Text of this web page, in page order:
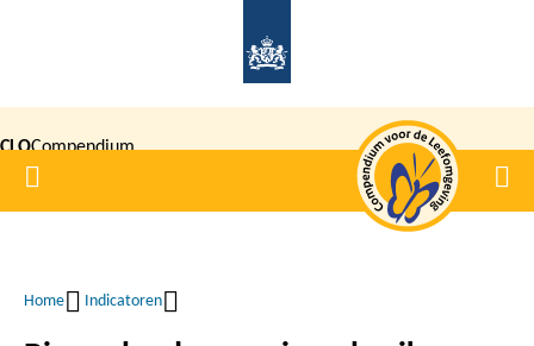
inhoud
gaan
CLOCompendium
voor de
Home
Kruimelpad
Home Indicatoren